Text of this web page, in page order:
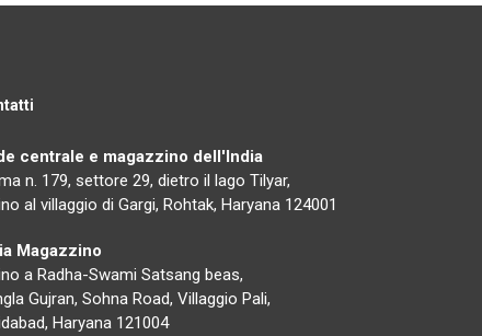
centrale e magazzino dell'India
n. 179, settore 29, dietro il lago Tilyar,
al villaggio di Gargi, Rohtak, Haryana 124001
Magazzino
a Radha-Swami Satsang beas,
Gujran, Sohna Road, Villaggio Pali,
Haryana 121004